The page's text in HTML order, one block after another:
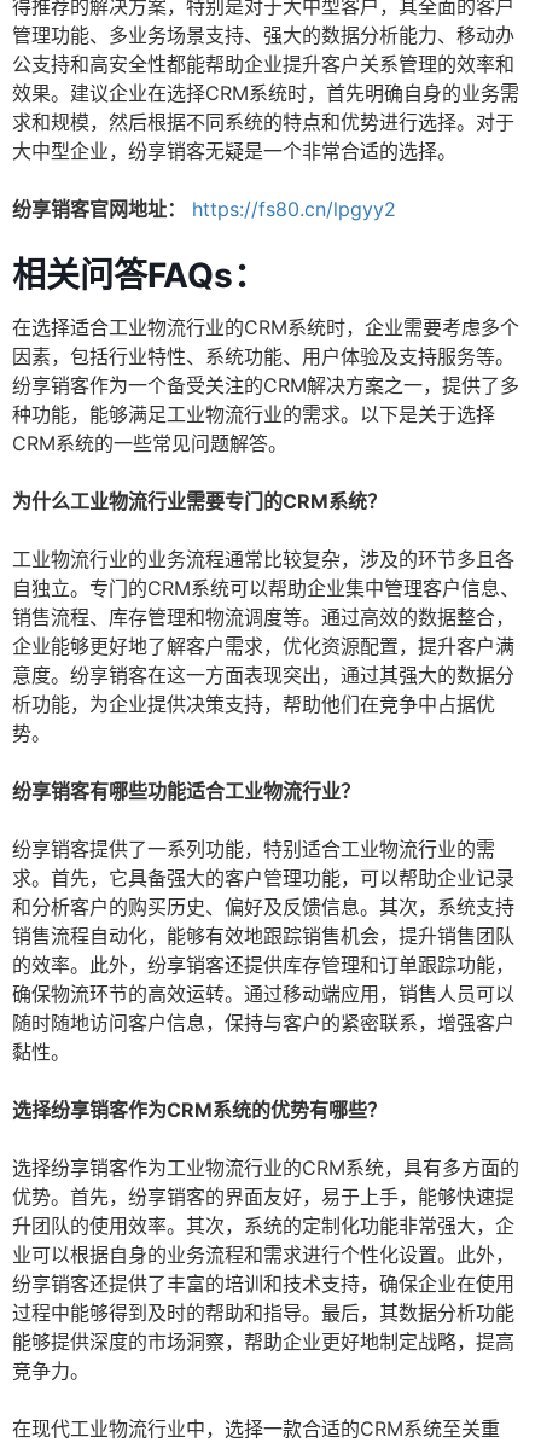
得推荐的解决方案，特别是对于大中型客户，其全面的客户
管理功能、多业务场景支持、强大的数据分析能力、移动办
公支持和高安全性都能帮助企业提升客户关系管理的效率和
效果。建议企业在选择CRM系统时，首先明确自身的业务需
求和规模，然后根据不同系统的特点和优势进行选择。对于
大中型企业，纷享销客无疑是一个非常合适的选择。
纷享销客官网地址： https://fs80.cn/lpgyy2
相关问答FAQs：
在选择适合工业物流行业的CRM系统时，企业需要考虑多个
因素，包括行业特性、系统功能、用户体验及支持服务等。
纷享销客作为一个备受关注的CRM解决方案之一，提供了多
种功能，能够满足工业物流行业的需求。以下是关于选择
CRM系统的一些常见问题解答。
为什么工业物流行业需要专门的CRM系统？
工业物流行业的业务流程通常比较复杂，涉及的环节多且各
自独立。专门的CRM系统可以帮助企业集中管理客户信息、
销售流程、库存管理和物流调度等。通过高效的数据整合，
企业能够更好地了解客户需求，优化资源配置，提升客户满
意度。纷享销客在这一方面表现突出，通过其强大的数据分
析功能，为企业提供决策支持，帮助他们在竞争中占据优
势。
纷享销客有哪些功能适合工业物流行业？
纷享销客提供了一系列功能，特别适合工业物流行业的需
求。首先，它具备强大的客户管理功能，可以帮助企业记录
和分析客户的购买历史、偏好及反馈信息。其次，系统支持
销售流程自动化，能够有效地跟踪销售机会，提升销售团队
的效率。此外，纷享销客还提供库存管理和订单跟踪功能，
确保物流环节的高效运转。通过移动端应用，销售人员可以
随时随地访问客户信息，保持与客户的紧密联系，增强客户
黏性。
选择纷享销客作为CRM系统的优势有哪些？
选择纷享销客作为工业物流行业的CRM系统，具有多方面的
优势。首先，纷享销客的界面友好，易于上手，能够快速提
升团队的使用效率。其次，系统的定制化功能非常强大，企
业可以根据自身的业务流程和需求进行个性化设置。此外，
纷享销客还提供了丰富的培训和技术支持，确保企业在使用
过程中能够得到及时的帮助和指导。最后，其数据分析功能
能够提供深度的市场洞察，帮助企业更好地制定战略，提高
竞争力。
在现代工业物流行业中，选择一款合适的CRM系统至关重